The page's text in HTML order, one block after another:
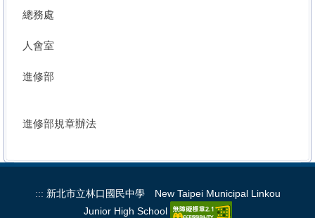
總務處
人會室
進修部
進修部規章辦法
::: 新北市立林口國民中學 New Taipei Municipal Linkou
Junior High School